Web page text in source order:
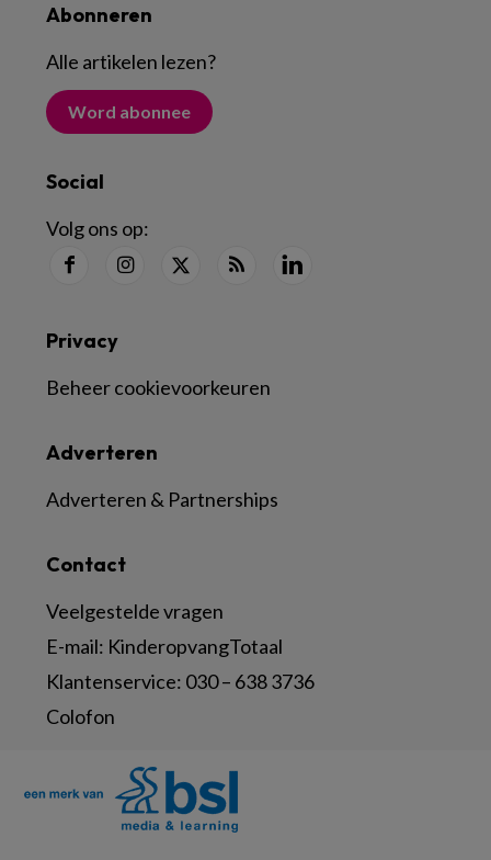
Abonneren
Alle artikelen lezen?
Word abonnee
Social
Volg ons op:
Contact
Veelgestelde vragen
E-mail: KinderopvangTotaal
Klantenservice: 030 – 638 3736
Colofon
Adverteren
Adverteren & Partnerships
Privacy
Beheer cookievoorkeuren